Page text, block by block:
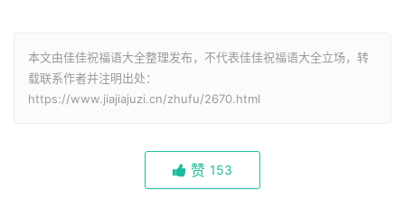
本文由佳佳祝福语大全整理发布，不代表佳佳祝福语大全立场，转
载联系作者并注明出处：
https://www.jiajiajuzi.cn/zhufu/2670.html
赞 153